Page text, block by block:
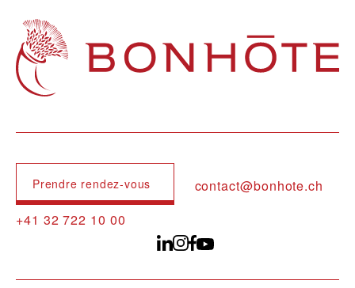
Navigation principale
Prendre rendez-vous
contact@bonhote.ch
+41 32 722 10 00